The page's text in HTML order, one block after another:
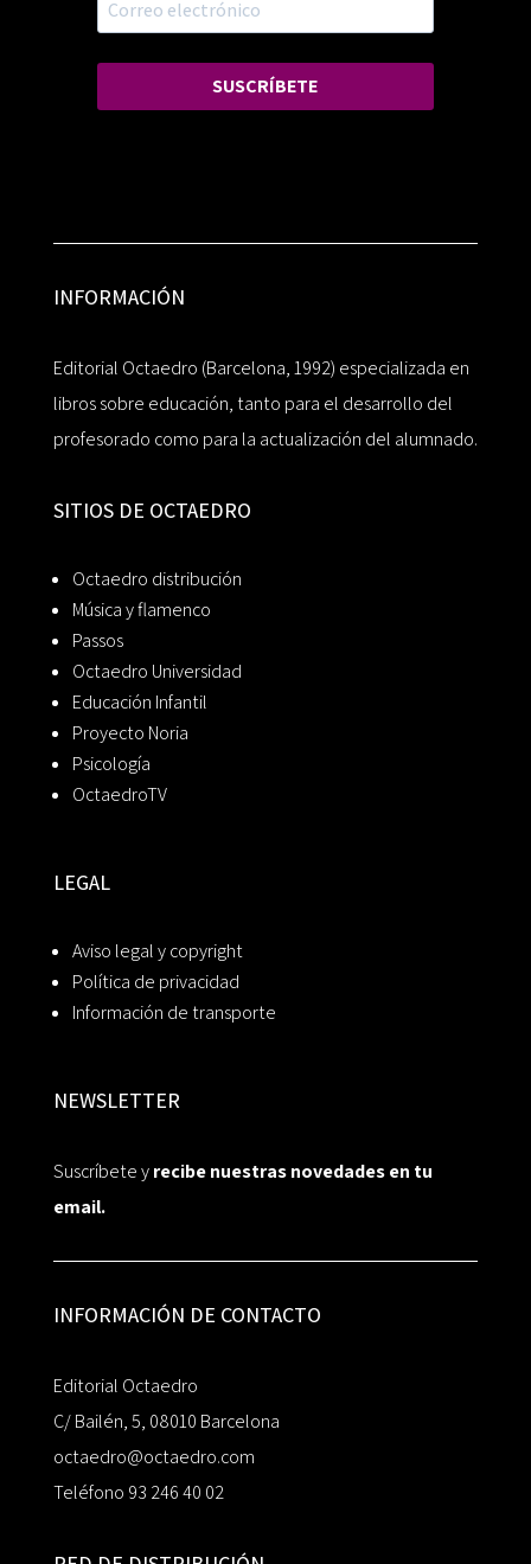
SUSCRÍBETE
INFORMACIÓN
Editorial Octaedro (Barcelona, 1992) especializada en
libros sobre educación, tanto para el desarrollo del
profesorado como para la actualización del alumnado.
SITIOS DE OCTAEDRO
Octaedro distribución
Música y flamenco
Passos
Octaedro Universidad
Educación Infantil
Proyecto Noria
Psicología
OctaedroTV
LEGAL
Aviso legal y copyright
Política de privacidad
Información de transporte
NEWSLETTER
Suscríbete yrecibe nuestras novedades en tu
email.
INFORMACIÓN DE CONTACTO
Editorial Octaedro
C/ Bailén, 5, 08010 Barcelona
octaedro@octaedro.com
Teléfono 93 246 40 02